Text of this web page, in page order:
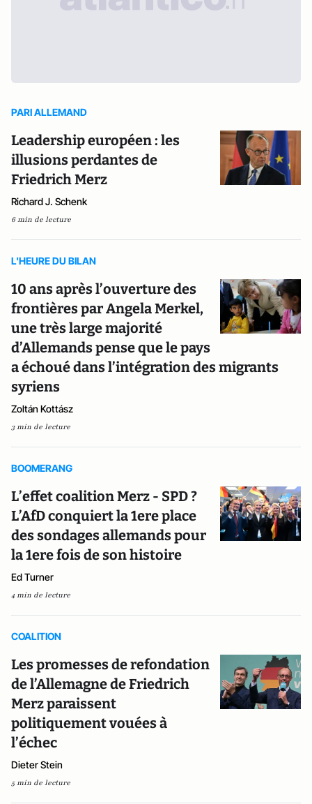
PARI ALLEMAND
Leadership européen : les
illusions perdantes de
Friedrich Merz
Richard J. Schenk
6 min de lecture
L'HEURE DU BILAN
10 ans après l’ouverture des
frontières par Angela Merkel,
une très large majorité
d’Allemands pense que le pays
a échoué dans l’intégration des migrants
syriens
Zoltán Kottász
3 min de lecture
BOOMERANG
L’effet coalition Merz - SPD ?
L’AfD conquiert la 1ere place
des sondages allemands pour
la 1ere fois de son histoire
Ed Turner
4 min de lecture
COALITION
Les promesses de refondation
de l’Allemagne de Friedrich
Merz paraissent
politiquement vouées à
l’échec
Dieter Stein
5 min de lecture